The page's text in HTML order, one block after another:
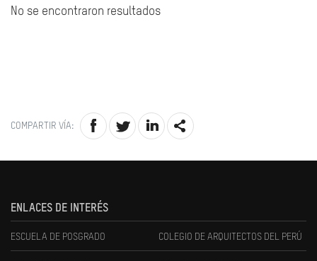
No se encontraron resultados
COMPARTIR VÍA:
ENLACES DE INTERÉS
ESCUELA DE POSGRADO COLEGIO DE ARQUITECTOS DEL PERÚ